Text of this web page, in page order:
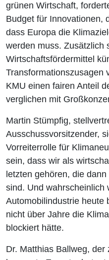
grünen Wirtschaft,
Budget für Innovationen,
dass Europa die
werden muss. Zusätzlich
Wirtschaftsfördermittel
Transformationszusagen
KMU einen fairen Anteil
verglichen mit
Martin Stümpfig,
Ausschussvorsitzender,
Vorreiterrolle für
sein, dass wir als
letzten gehören, die
sind. Und wahrscheinlich
Automobilindustrie heute
nicht über Jahre die
blockiert hätte.
Dr. Matthias Ballweg,